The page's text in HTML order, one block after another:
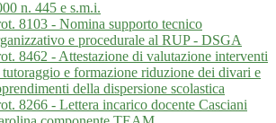
n. 445 e s.m.i.
8103 - Nomina supporto tecnico
e procedurale al RUP - DSGA
8462 - Attestazione di valutazione interventi
e formazione riduzione dei divari e
della dispersione scolastica
8266 - Lettera incarico docente Casciani